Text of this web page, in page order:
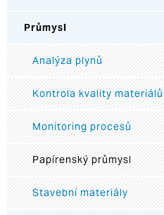
Průmysl
Analýza plynů
Kontrola kvality materiálů
Monitoring procesů
Papírenský průmysl
Stavební materiály